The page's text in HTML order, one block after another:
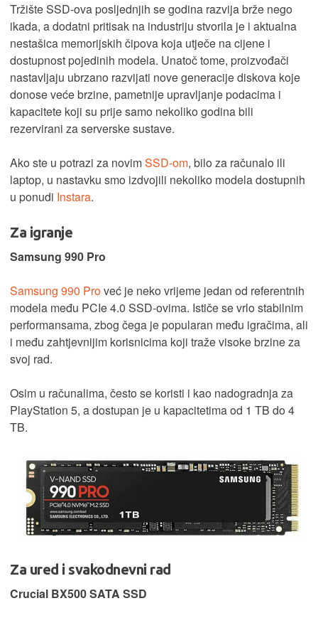
Tržište SSD-ova posljednjih se godina razvija brže nego
ikada, a dodatni pritisak na industriju stvorila je i aktualna
nestašica memorijskih čipova koja utječe na cijene i
dostupnost pojedinih modela. Unatoč tome, proizvođači
nastavljaju ubrzano razvijati nove generacije diskova koje
donose veće brzine, pametnije upravljanje podacima i
kapacitete koji su prije samo nekoliko godina bili
rezervirani za serverske sustave.
Ako ste u potrazi za novimSSD-om, bilo za računalo ili
laptop, u nastavku smo izdvojili nekoliko modela dostupnih
u ponudi Instara.
Za igranje
Samsung 990 Pro
Samsung 990 Proveć je neko vrijeme jedan od referentnih
modela među PCIe 4.0 SSD-ovima. Ističe se vrlo stabilnim
performansama, zbog čega je popularan među igračima, ali
i među zahtjevnijim korisnicima koji traže visoke brzine za
svoj rad.
Osim u računalima, često se koristi i kao nadogradnja za
PlayStation 5, a dostupan je u kapacitetima od 1 TB do 4
TB.
Za ured i svakodnevni rad
Crucial BX500 SATA SSD